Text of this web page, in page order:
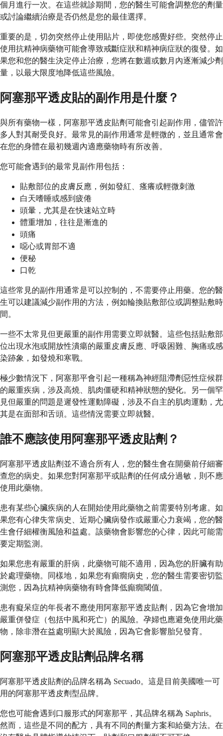
個月進行一次。在這些就診期間，您的醫生可能會調整您的劑量
或討論繼續治療是否仍然是您的最佳選擇。
重要的是，切勿突然停止使用貼片，即使您感覺好些。突然停止
使用抗精神病藥物可能會導致戒斷症狀和精神病症狀的復發。如
果您和您的醫生決定停止治療，您將在數週或數月內逐漸減少劑
量，以最大限度地降低這些風險。
阿塞那平透皮貼的副作用是什麼？
與所有藥物一樣，阿塞那平透皮貼劑可能會引起副作用，儘管許
多人對其耐受良好。最常見的副作用通常是輕微的，並且通常會
在您的身體在最初幾週內適應藥物時有所改善。
您可能會遇到的最常見副作用包括：
貼敷部位的皮膚反應，例如發紅、瘙癢或輕微刺激
白天嗜睡或感到疲倦
頭暈，尤其是在快速站立時
體重增加，往往是漸進的
頭痛
噁心或胃部不適
便秘
口乾
這些常見的副作用通常是可以控制的，不需要停止用藥。您的醫
生可以建議減少副作用的方法，例如輪換貼敷部位或調整貼敷時
間。
一些不太常見但更嚴重的副作用需要立即就醫。這些包括貼敷部
位出現水泡或開放性潰瘍的嚴重皮膚反應、呼吸困難、胸痛或感
染跡象，如發燒和寒戰。
極少數情況下，阿塞那平會引起一種稱為神經阻滯劑惡性症候群
的嚴重疾病，涉及高燒、肌肉僵硬和精神狀態的變化。另一個罕
見但嚴重的問題是遲發性運動障礙，涉及不自主的肌肉運動，尤
其是在面部和舌頭。這些情況需要立即就醫。
誰不應該使用阿塞那平透皮貼劑？
阿塞那平透皮貼劑並不適合所有人，您的醫生會在開藥前仔細審
查您的病史。如果您對阿塞那平或貼劑的任何成分過敏，則不應
使用此藥物。
患有某些心臟疾病的人在開始使用此藥物之前需要特別考慮。如
果您有心律失常病史、近期心臟病發作或嚴重心力衰竭，您的醫
生會仔細權衡風險和益處。該藥物會影響您的心律，因此可能需
要定期監測。
如果您患有嚴重的肝病，此藥物可能不適用，因為您的肝臟有助
於處理藥物。同樣地，如果您有癲癇病史，您的醫生需要密切監
測您，因為抗精神病藥物有時會降低癲癇閾值。
患有癡呆症的年長者不應使用阿塞那平透皮貼劑，因為它會增加
嚴重併發症（包括中風和死亡）的風險。孕婦也應避免使用此藥
物，除非潛在益處明顯大於風險，因為它會影響胎兒發育。
阿塞那平透皮貼劑品牌名稱
阿塞那平透皮貼劑的品牌名稱為 Secuado。這是目前美國唯一可
用的阿塞那平透皮劑型品牌。
您也可能會遇到口服形式的阿塞那平，其品牌名稱為 Saphris。
然而，這些是不同的配方，具有不同的劑量方案和給藥方法。在